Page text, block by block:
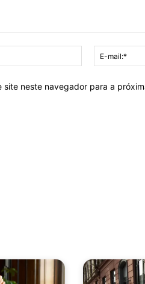
Nome:*
site neste navegador para a